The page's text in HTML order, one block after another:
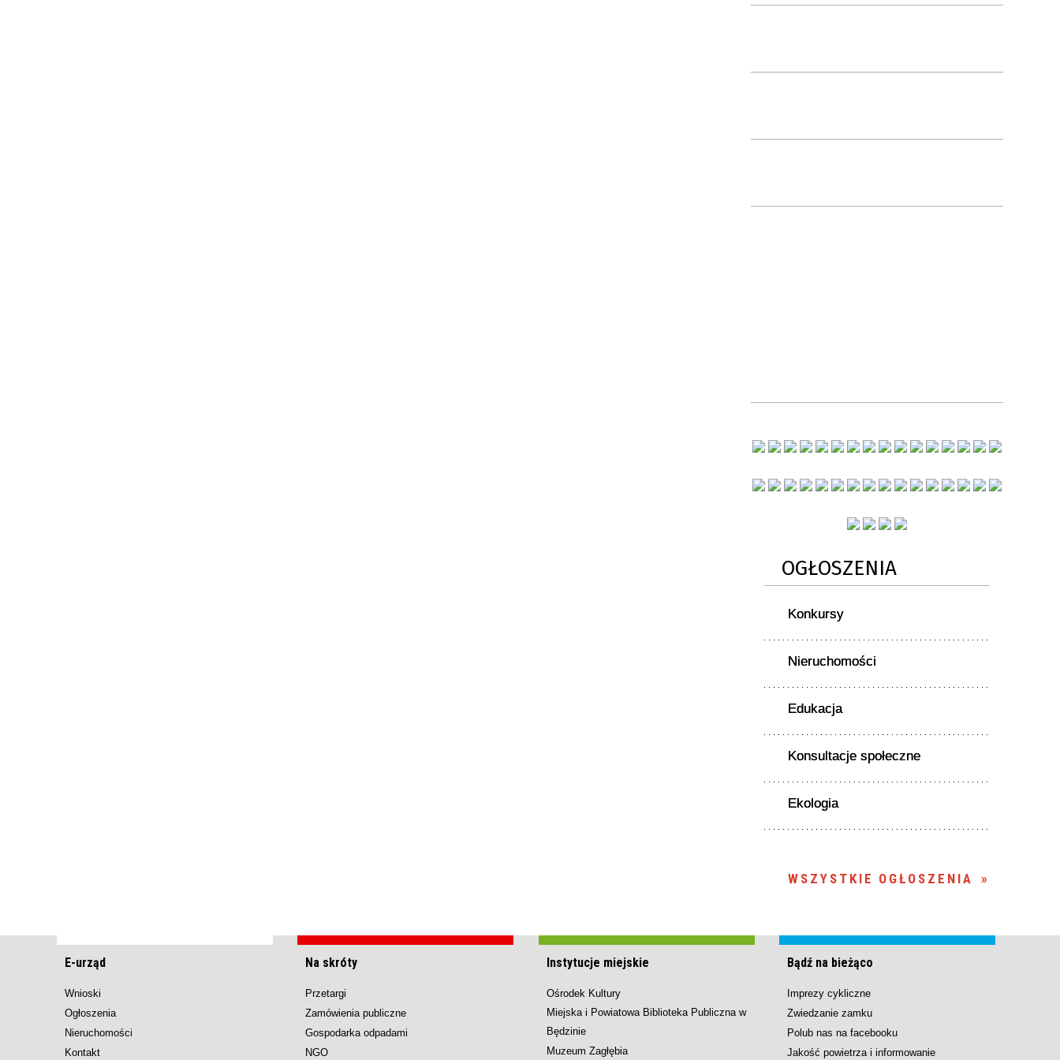
OGŁOSZENIA
Konkursy
Nieruchomości
Edukacja
Konsultacje społeczne
Ekologia
WSZYSTKIE OGŁOSZENIA
E-urząd
Wnioski
Ogłoszenia
Nieruchomości
Kontakt
Na skróty
Przetargi
Zamówienia publiczne
Gospodarka odpadami
NGO
Instytucje miejskie
Ośrodek Kultury
Miejska i Powiatowa Biblioteka Publiczna w
Będzinie
Muzeum Zagłębia
Bądź na bieżąco
Imprezy cykliczne
Zwiedzanie zamku
Polub nas na facebooku
Jakość powietrza i informowanie